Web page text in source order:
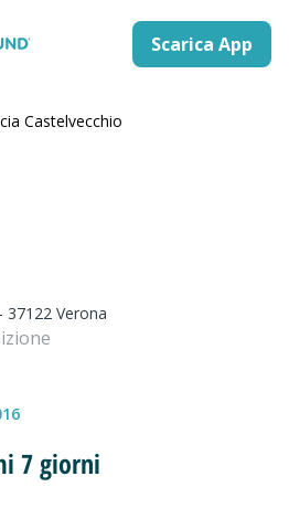
Scarica App
Castelvecchio
Verona
7 giorni